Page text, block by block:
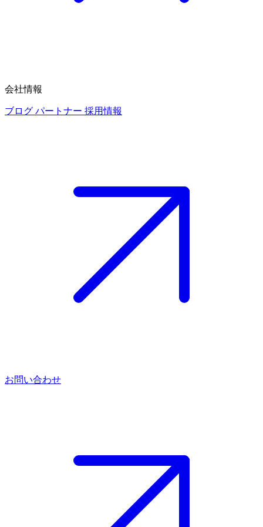
会社情報
ブログ パートナー 採用情報
お問い合わせ